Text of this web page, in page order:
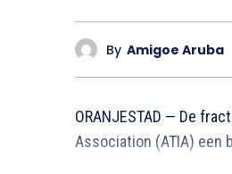
By Amigoe Aruba
ORANJESTAD — De
Association (ATIA) een